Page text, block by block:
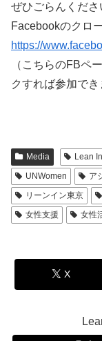
ぜひごらんくださ
Facebookのクロ
https://
（こちらのFBペ
クすれば参加でき
Media Lean In
UNWomen
ア
リーンイン東京
女性支援
女性
X